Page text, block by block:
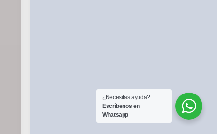
¿Necesitas ayuda?
Escríbenos en
Whatsapp